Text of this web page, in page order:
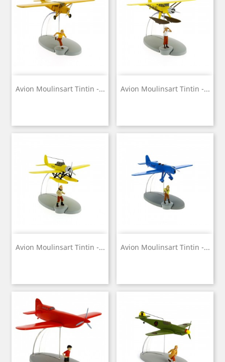
Avion Moulinsart Tintin -... Avion Moulinsart Tintin -...
Avion Moulinsart Tintin -... Avion Moulinsart Tintin -...